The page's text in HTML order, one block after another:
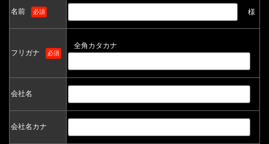
名前 必須 様
フリガナ 必須
全角カタカナ
会社名
会社名カナ